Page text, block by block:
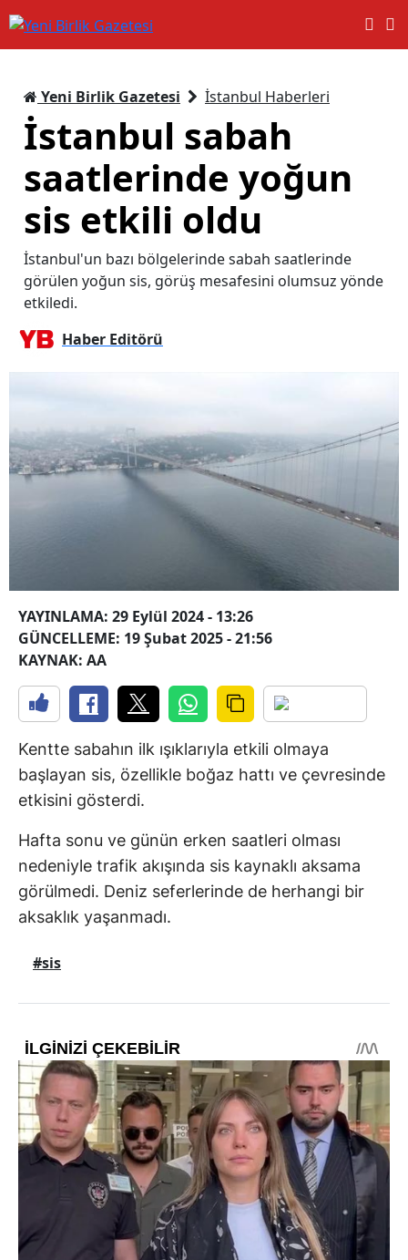
Yeni Birlik Gazetesi İstanbul Haberleri
İstanbul sabah
saatlerinde yoğun
sis etkili oldu
İstanbul'un bazı bölgelerinde sabah saatlerinde
görülen yoğun sis, görüş mesafesini olumsuz yönde
etkiledi.
Haber Editörü
YAYINLAMA: 29 Eylül 2024 - 13:26
GÜNCELLEME: 19 Şubat 2025 - 21:56
KAYNAK: AA
Kentte sabahın ilk ışıklarıyla etkili olmaya
başlayan sis, özellikle boğaz hattı ve çevresinde
etkisini gösterdi.
Hafta sonu ve günün erken saatleri olması
nedeniyle trafik akışında sis kaynaklı aksama
görülmedi. Deniz seferlerinde de herhangi bir
aksaklık yaşanmadı.
#sis